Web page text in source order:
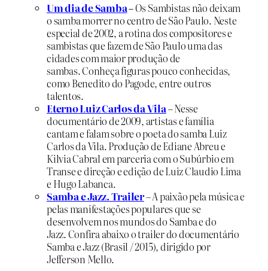
Um dia de Samba–Os Sambistas não deixam
o samba morrer no centro de São Paulo. Neste
especial de 2002, a rotina dos compositores e
sambistas que fazem de São Paulo uma das
cidades com maior produção de
sambas. Conheça figuras pouco conhecidas,
como Benedito do Pagode, entre outros
talentos.
Eterno Luiz Carlos da Vila– Nesse
documentário de 2009, artistas e família
cantam e falam sobre o poeta do samba Luiz
Carlos da Vila.Produção de Ediane Abreu e
Kilvia Cabral em parceria com o Subúrbio em
Transe e direção e edição de Luiz Claudio Lima
e Hugo Labanca.
Samba e Jazz. Trailer–A paixão pela música e
pelas manifestações populares que se
desenvolvem nos mundos do Samba e do
Jazz. Confira abaixo o trailer do documentário
Samba e Jazz (Brasil / 2015), dirigido por
Jefferson Mello.